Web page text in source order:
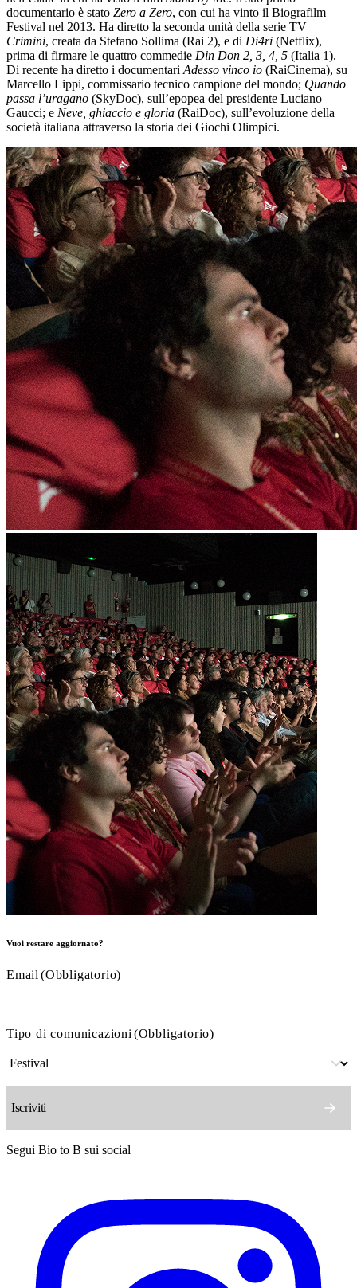
documentario è stato Zero a Zero, con cui ha vinto il Biografilm
Festival nel 2013. Ha diretto la seconda unità della serie TV
Crimini, creata da Stefano Sollima (Rai 2), e di Di4ri (Netflix),
prima di firmare le quattro commedie Din Don 2, 3, 4, 5 (Italia 1).
Di recente ha diretto i documentari Adesso vinco io (RaiCinema), su
Marcello Lippi, commissario tecnico campione del mondo; Quando
passa l’uragano (SkyDoc), sull’epopea del presidente Luciano
Gaucci; e Neve, ghiaccio e gloria (RaiDoc), sull’evoluzione della
società italiana attraverso la storia dei Giochi Olimpici.
Vuoi restare aggiornato?
Email (Obbligatorio)
Tipo di comunicazioni (Obbligatorio)
Segui Bio to B sui social